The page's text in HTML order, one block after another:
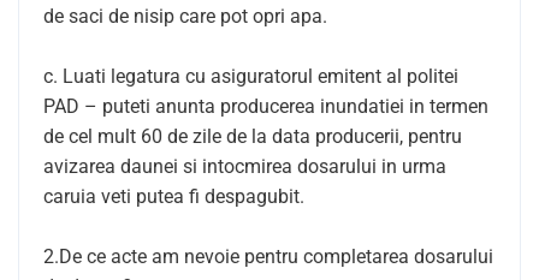
de saci de nisip care pot opri apa.
c. Luati legatura cu asiguratorul emitent al politei
PAD – puteti anunta producerea inundatiei in termen
de cel mult 60 de zile de la data producerii, pentru
avizarea daunei si intocmirea dosarului in urma
caruia veti putea fi despagubit.
2.De ce acte am nevoie pentru completarea dosarului